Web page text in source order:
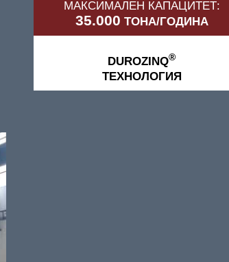
МАКСИМАЛЕН КАПАЦИТЕТ:
35.000 ТОНА/ГОДИНА
DUROZINQ®
ТЕХНОЛОГИЯ